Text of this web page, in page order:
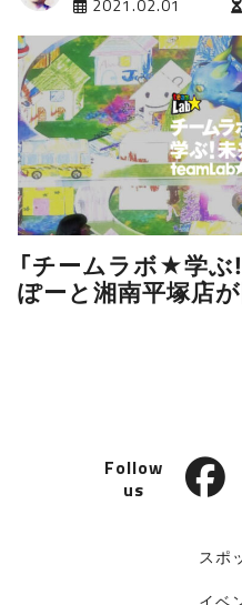
「チームラボ★学ぶ
ぽーと湘南平塚店
Follow
us
スポ